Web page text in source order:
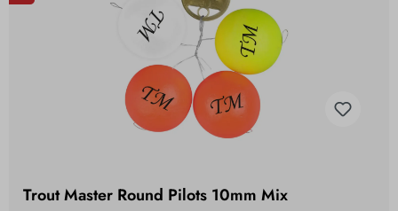
Trout Master Round Pilots 10mm Mix